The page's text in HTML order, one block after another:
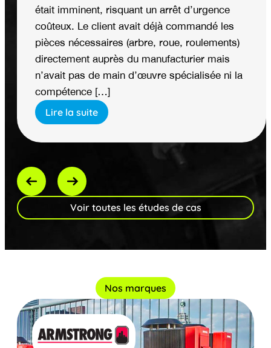
était imminent, risquant un arrêt d’urgence
coûteux. Le client avait déjà commandé les
pièces nécessaires (arbre, roue, roulements)
directement auprès du manufacturier mais
n’avait pas de main d’œuvre spécialisée ni la
compétence […]
Lire la suite
Voir toutes les études de cas
Nos marques